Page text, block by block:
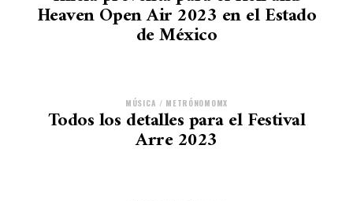
Heaven Open Air 2023 en el Estado
de México
MÚSICA / METRÓNOMOMX
Todos los detalles para el Festival
Arre 2023